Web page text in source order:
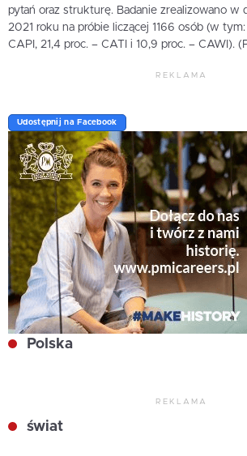
pytań oraz strukturę. Badanie zrealizowano w
2021 roku na próbie liczącej 1166 osób (w
CAPI, 21,4 proc. – CATI i 10,9 proc. – CAWI).
REKLAMA
Udostępnij na Facebook
Polska
REKLAMA
świat